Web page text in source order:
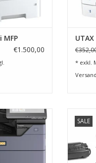
MFP
€1.500,00
* exkl.
Vereinfachung
SALE
ZUM